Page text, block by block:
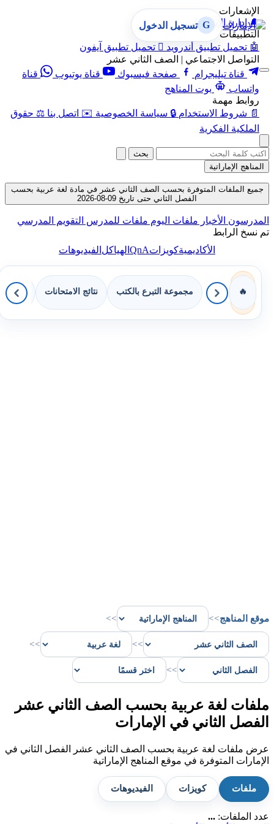
الإشعارات
🔔 إدارة الإشعارات
التطبيقات
🤖 تحميل تطبيق أندرويد  تحميل تطبيق آيفون
التواصل الاجتماعي | الصف الثاني عشر
قناة تيليجرام
صفحة فيسبوك قناة يوتيوب
قناة
واتساب
بوت المناهج
روابط مهمة
📄 شروط الاستخدام 🔒 سياسة الخصوصية ✉️ اتصل بنا ⚖️ حقوق
الملكية الفكرية
G تسجيل الدخول
بحث
المناهج الإماراتية
جميع الملفات المتوفرة بحسب الصف الثاني عشر في مادة لغة عربية بحسب
الفصل الثاني حتى تاريخ 09-08-2026
المدرسون الأخبار ملفات اليوم ملفات للمدرس التقويم المدرسي
تم نسخ الرابط
الأكاديميةكويزاتQnAالهياكلالفيديوهات
🔥 مجموعة التبرع بالكتب نتائج الامتحانات
موقع المناهج>>
>>
>>
>>
>>
ملفات لغة عربية بحسب الصف الثاني عشر
الفصل الثاني في الإمارات
عرض ملفات لغة عربية بحسب الصف الثاني عشر الفصل الثاني في
الإمارات المتوفرة في موقع المناهج الإماراتية
ملفات كويزات الفيديوهات
عدد الملفات: ...